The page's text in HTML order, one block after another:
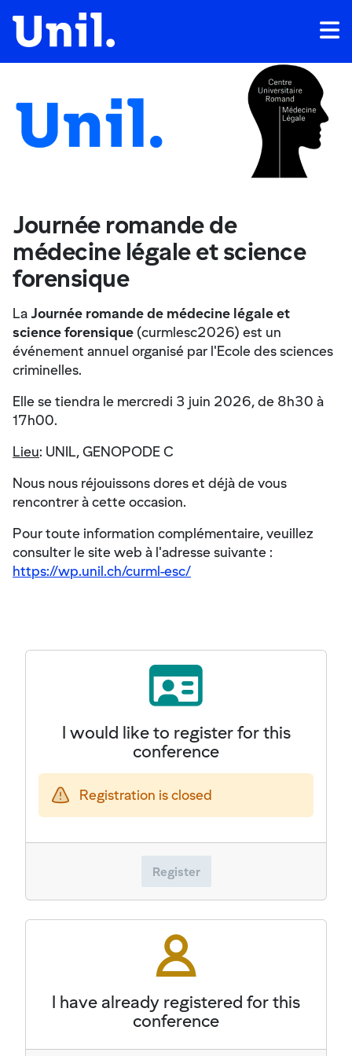
Journée romande de
médecine légale et science
forensique
LaJournée romande de médecine légale et
science forensique (curmlesc2026) est un
événement annuel organisé par l'Ecole des sciences
criminelles.
Elle se tiendra le mercredi 3 juin 2026, de 8h30 à
17h00.
Lieu: UNIL, GENOPODE C
Nous nous réjouissons dores et déjà de vous
rencontrer à cette occasion.
Pour toute information complémentaire, veuillez
consulter le site web à l'adresse suivante :
https://wp.unil.ch/curml-esc/
I would like to register for this
conference
Registration is closed
Register
I have already registered for this
conference